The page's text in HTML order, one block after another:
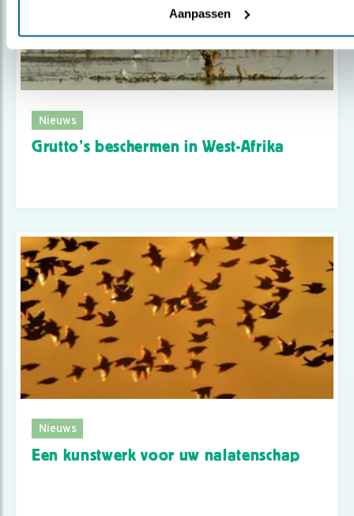
Aanpassen
Nieuws
Grutto’s beschermen in West-Afrika
Nieuws
Een kunstwerk voor uw nalatenschap